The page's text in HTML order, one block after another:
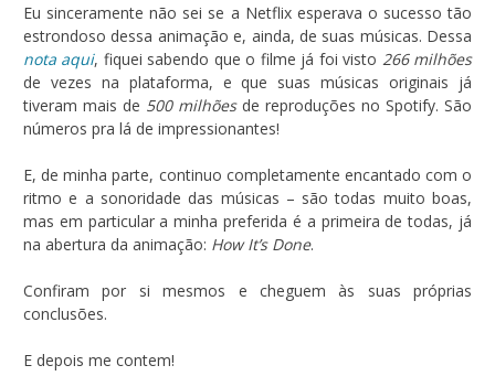
Eu sinceramente não sei se a Netflix esperava o sucesso tão
estrondoso dessa animação e, ainda, de suas músicas. Dessa
nota aqui, fiquei sabendo que o filme já foi visto 266 milhões
de vezes na plataforma, e que suas músicas originais já
tiveram mais de 500 milhõesde reproduções no Spotify. São
números pra lá de impressionantes!
E, de minha parte, continuo completamente encantado com o
ritmo e a sonoridade das músicas – são todas muito boas,
mas em particular a minha preferida é a primeira de todas, já
na abertura da animação: How It’s Done.
Confiram por si mesmos e cheguem às suas próprias
conclusões.
E depois me contem!